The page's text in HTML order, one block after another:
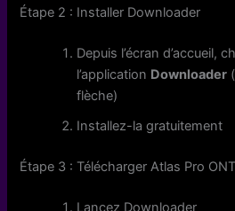
Étape 2 : Installer Downloader
Depuis l’écran d’accueil,
l’application Downloader
flèche)
Installez-la gratuitement
Étape 3 : Télécharger Atlas Pro
Lancez Downloader